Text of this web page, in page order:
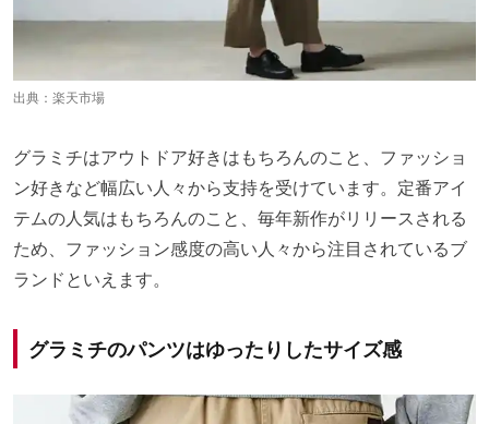
出典： 楽天市場
グラミチはアウトドア好きはもちろんのこと、ファッショ
ン好きなど幅広い人々から支持を受けています。定番アイ
テムの人気はもちろんのこと、毎年新作がリリースされる
ため、ファッション感度の高い人々から注目されているブ
ランドといえます。
グラミチのパンツはゆったりしたサイズ感